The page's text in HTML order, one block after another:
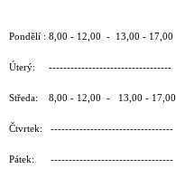
Pondělí : 8,00 - 12,00 - 13,00 - 17,00
Úterý: ----------------------------------
Středa: 8,00 - 12,00 - 13,00 - 17,00
Čtvrtek: ----------------------------------
Pátek: ----------------------------------